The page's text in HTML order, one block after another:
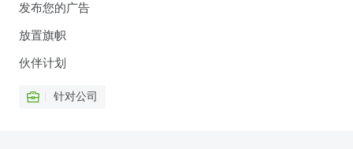
发布您的广告
放置旗帜
伙伴计划
针对公司